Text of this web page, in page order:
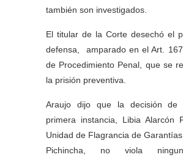
también son investigados.
El titular de la Corte desechó el
defensa, amparado en el Art.
de Procedimiento Penal, que se
la prisión preventiva.
Araujo dijo que la decisión
primera instancia, Libia Alarcón
Unidad de Flagrancia de
Pichincha, no viola